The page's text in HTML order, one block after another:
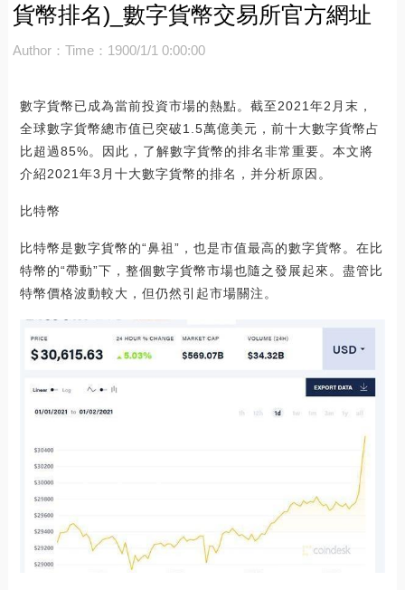
貨幣排名)_數字貨幣交易所官方網址
Author： Time：1900/1/1 0:00:00
數字貨幣已成為當前投資市場的熱點。截至2021年2月末，
全球數字貨幣總市值已突破1.5萬億美元，前十大數字貨幣占
比超過85%。因此，了解數字貨幣的排名非常重要。本文將
介紹2021年3月十大數字貨幣的排名，并分析原因。
比特幣
比特幣是數字貨幣的“鼻祖”，也是市值最高的數字貨幣。在比
特幣的“帶動”下，整個數字貨幣市場也隨之發展起來。盡管比
特幣價格波動較大，但仍然引起市場關注。